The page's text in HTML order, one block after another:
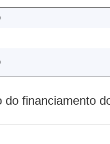
do financiamento